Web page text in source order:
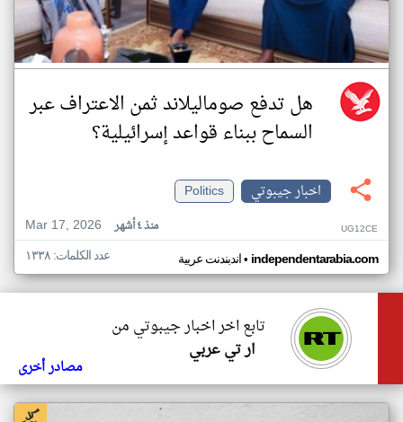
هل تدفع صوماليلاند ثمن الاعتراف عبر
السماح ببناء قواعد إسرائيلية؟
اخبار جيبوتي
Politics
Mar 17, 2026
منذ ٤ أشهر UG12CE
اندبندنت عربية• independentarabia.com عدد الكلمات: ١٣٣٨
تابع اخر اخبار جيبوتي من
ار تي عربي
مصادر أخرى